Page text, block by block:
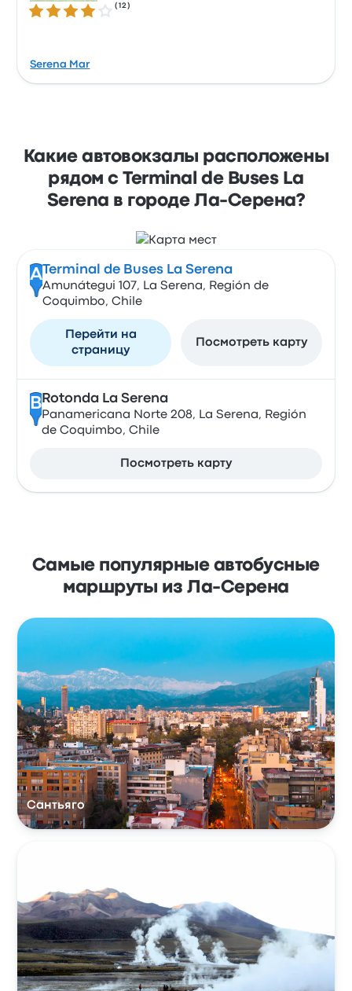
Количество звезд: 4.0 из 5
(12 )
Serena Mar
Какие автовокзалы расположены
рядом с Terminal de Buses La
Serena в городе Ла-Серена?
A Terminal de Buses La Serena
Amunátegui 107, La Serena, Región de
Coquimbo, Chile
Перейти на
страницу
Посмотреть карту
B Rotonda La Serena
Panamericana Norte 208, La Serena, Región
de Coquimbo, Chile
Посмотреть карту
Самые популярные автобусные
маршруты из Ла-Серена
Сантьяго